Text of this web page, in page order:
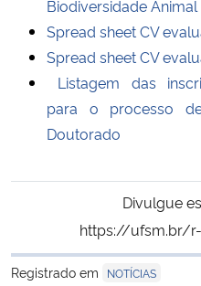
Biodiversidade Animal
Spread sheet CV
Spread sheet CV
Listagem das
para o processo
Doutorado
Divulgue
https://ufsm.br/
Registrado em
NOTÍCIAS